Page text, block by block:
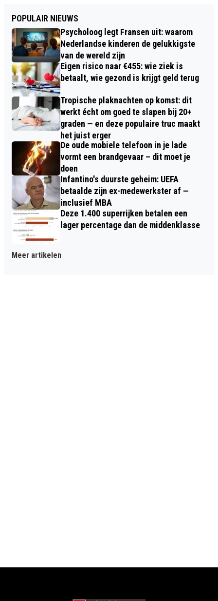
POPULAIR NIEUWS
Psycholoog legt Fransen uit: waarom
Nederlandse kinderen de gelukkigste
van de wereld zijn
Eigen risico naar €455: wie ziek is
betaalt, wie gezond is krijgt geld terug
Tropische plaknachten op komst: dit
werkt écht om goed te slapen bij 20+
graden — en deze populaire truc maakt
het juist erger
De oude mobiele telefoon in je lade
vormt een brandgevaar – dit moet je
doen
Infantino's duurste geheim: UEFA
betaalde zijn ex-medewerkster af —
inclusief MBA
Deze 1.400 superrijken betalen een
lager percentage dan de middenklasse
Meer artikelen